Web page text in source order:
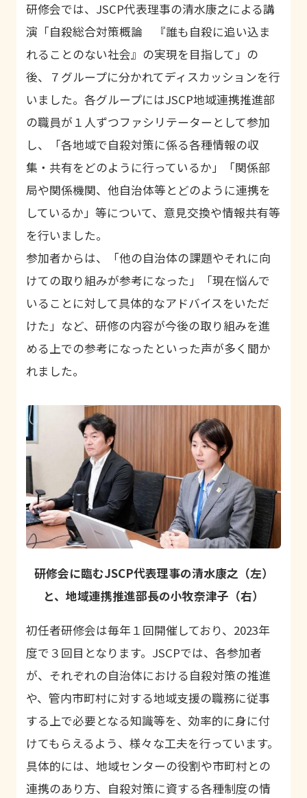
研修会では、 JSCP代表理事の清水康之による講
演「自殺総合対策概論 『誰も自殺に追い込ま
れることのない社会』の実現を目指して」の
後、７グループに分かれてディスカッションを行
いました。各グループにはJSCP地域連携推進部
の職員が１人ずつファシリテーターとして参加
し、「各地域で自殺対策に係る各種情報の収
集・共有をどのように行っているか」「関係部
局や関係機関、他自治体等とどのように連携を
しているか」等について、意見交換や情報共有等
を行いました。
参加者からは、「他の自治体の課題やそれに向
けての取り組みが参考になった」「現在悩んで
いることに対して具体的なアドバイスをいただ
けた」など、研修の内容が今後の取り組みを進
める上での参考になったといった声が多く聞か
れました。
研修会に臨むJSCP代表理事の清水康之（左）
と、地域連携推進部長の小牧奈津子（右）
初任者研修会は毎年１回開催しており、2023年
度で３回目となります。JSCPでは、各参加者
が、それぞれの自治体における自殺対策の推進
や、管内市町村に対する地域支援の職務に従事
する上で必要となる知識等を、効率的に身に付
けてもらえるよう、様々な工夫を行っています。
具体的には、地域センターの役割や市町村との
連携のあり方、自殺対策に資する各種制度の情